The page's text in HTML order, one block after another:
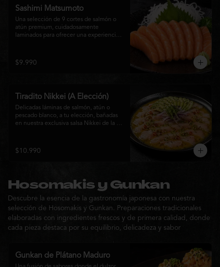
Sashimi Matsumoto
Una selección de 9 cortes de salmón o
atún premium, cuidadosamente
laminados para ofrecer una experiencia
$9.990
Tiradito Nikkei (A Elección)
Delicadas láminas de salmón, atún o
pescado blanco, a tu elección, bañadas
en nuestra exclusiva salsa Nikkei de la
palta, cebolla morada, ají fresco, brotes y
sésamo, ofreciendo una experiencia
$10.990
Hosomakis y Gunkan
Descubre la esencia de la gastronomía japonesa con nuestra
selección de Hosomakis y Gunkan. Preparaciones tradicionales
elaboradas con ingredientes frescos y de primera calidad, donde
cada pieza destaca por su equilibrio, delicadeza y sabor
Gunkan de Plátano Maduro